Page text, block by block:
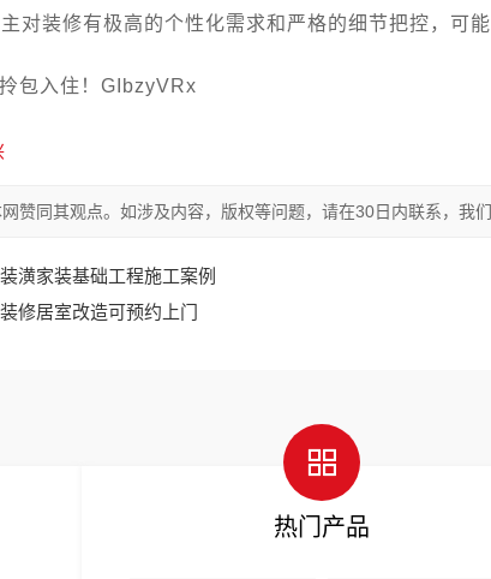
对装修有极高的个性化需求和严格的细节把控，可
包入住！GIbzyVRx
赞同其观点。如涉及内容，版权等问题，请在30日内联系，我
潢家装基础工程施工案例
修居室改造可预约上门
热门产品